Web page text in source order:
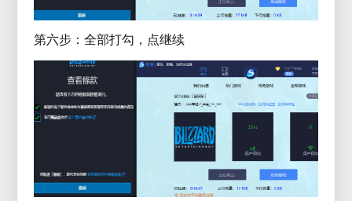
第六步：全部打勾，点继续